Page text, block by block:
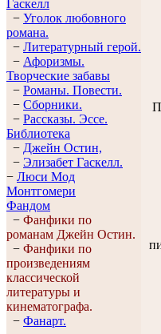
Гaскелл
− Уголок любовного
романа.
− Литературный герой.
− Афоризмы.
Творческие забавы
− Романы. Повести.
− Сборники.
− Рассказы. Эссe.
Библиотека
− Джейн Остин,
− Элизабет Гaскелл.
− Люси Мод
Монтгомери
Фандом
− Фанфики по
романам Джейн Остин.
− Фанфики по
произведениям
классической
литературы и
кинематографа.
− Фанарт.